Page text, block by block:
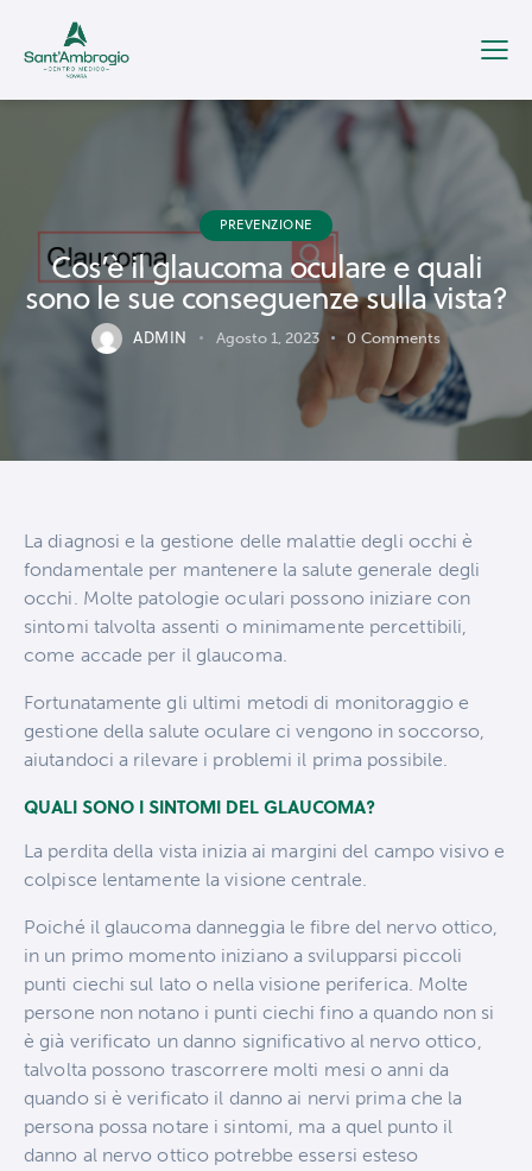
PREVENZIONE
Cos’è il glaucoma oculare e quali
sono le sue conseguenze sulla vista?
ADMIN Agosto 1, 2023 0 Comments
La diagnosi e la gestione delle malattie degli occhi è
fondamentale per mantenere la salute generale degli
occhi. Molte patologie oculari possono iniziare con
sintomi talvolta assenti o minimamente percettibili,
come accade per il glaucoma.
Fortunatamente gli ultimi metodi di monitoraggio e
gestione della salute oculare ci vengono in soccorso,
aiutandoci a rilevare i problemi il prima possibile.
QUALI SONO I SINTOMI DEL GLAUCOMA?
La perdita della vista inizia ai margini del campo visivo e
colpisce lentamente la visione centrale.
Poiché il glaucoma danneggia le fibre del nervo ottico,
in un primo momento iniziano a svilupparsi piccoli
punti ciechi sul lato o nella visione periferica. Molte
persone non notano i punti ciechi fino a quando non si
è già verificato un danno significativo al nervo ottico,
talvolta possono trascorrere molti mesi o anni da
quando si è verificato il danno ai nervi prima che la
persona possa notare i sintomi, ma a quel punto il
danno al nervo ottico potrebbe essersi esteso